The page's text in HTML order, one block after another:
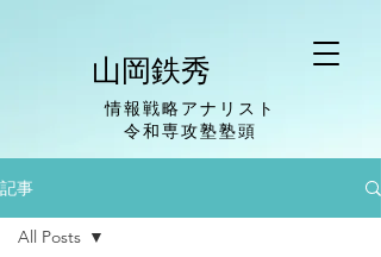
山岡鉄秀
情報戦略アナリスト
​令和専攻塾塾頭
記事
All Posts